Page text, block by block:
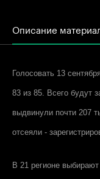
Описание
Голосовать 13
83 из 85. Всего будут
выдвинули почти 207
отсеяли -
В 21 регионе